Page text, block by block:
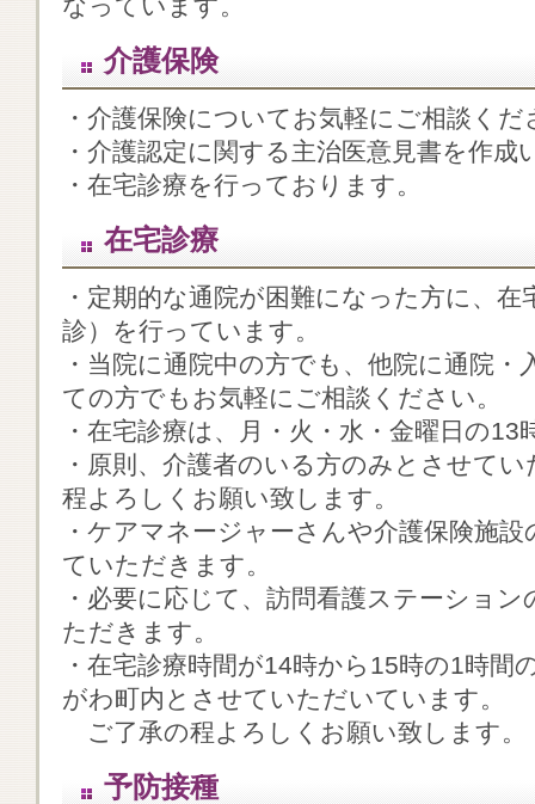
介護保険
・介護保険についてお気軽にご相談くだ
・介護認定に関する主治医意見書を作成
・在宅診療を行っております。
在宅診療
・定期的な通院が困難になった方に、在
診）を行っています。
・当院に通院中の方でも、他院に通院
ての方でもお気軽にご相談ください。
・在宅診療は、月・火・水・金曜日の
・原則、介護者のいる方のみとさせて
程よろしくお願い致します。
・ケアマネージャーさんや介護保険施
ていただきます。
・必要に応じて、訪問看護ステーショ
ただきます。
・在宅診療時間が14時から15時の1時間
がわ町内とさせていただいています。
ご了承の程よろしくお願い致します。
予防接種